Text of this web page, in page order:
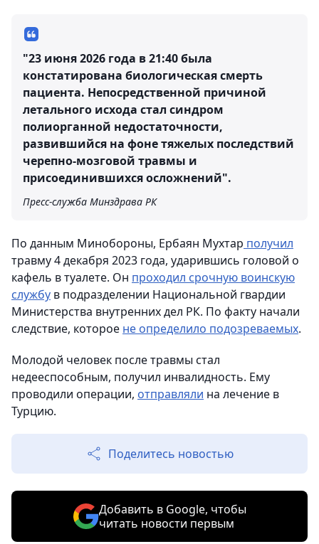
"23 июня 2026 года в 21:40 была
констатирована биологическая смерть
пациента. Непосредственной причиной
летального исхода стал синдром
полиорганной недостаточности,
развившийся на фоне тяжелых последствий
черепно-мозговой травмы и
присоединившихся осложнений".
Пресс-служба Минздрава РК
По данным Минобороны, Ербаян Мухтар получил
травму 4 декабря 2023 года, ударившись головой о
кафель в туалете. Он проходил срочную воинскую
службу в подразделении Национальной гвардии
Министерства внутренних дел РК. По факту начали
следствие, которое не определило подозреваемых.
Молодой человек после травмы стал
недееспособным, получил инвалидность. Ему
проводили операции, отправляли на лечение в
Турцию.
Поделитесь новостью
Добавить в Google, чтобы
читать новости первым